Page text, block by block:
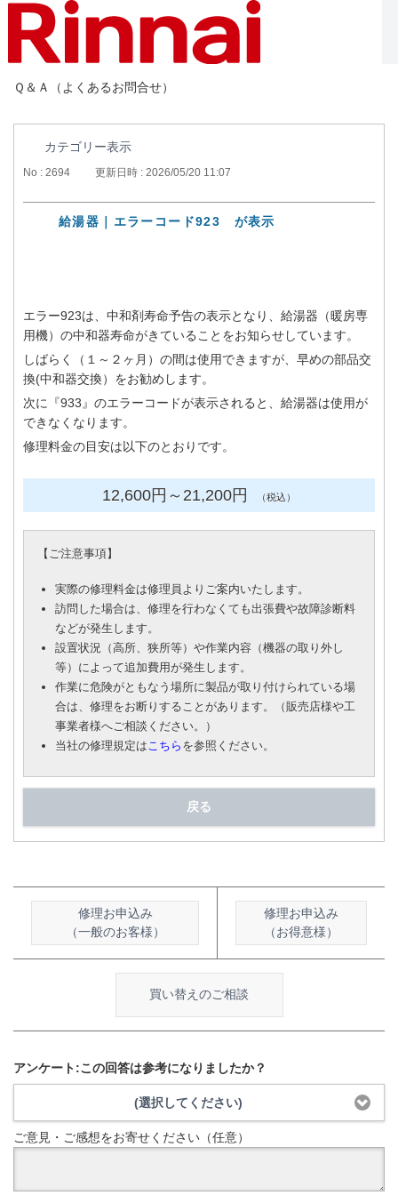
Ｑ＆Ａ（よくあるお問合せ）
カテゴリー表示
No : 2694 更新日時 : 2026/05/20 11:07
給湯器｜エラーコード923 が表示
エラー923は、中和剤寿命予告の表示となり、給湯器（暖房専
用機）の中和器寿命がきていることをお知らせしています。
しばらく（１～２ヶ月）の間は使用できますが、早めの部品交
換(中和器交換）をお勧めします。
次に『933』のエラーコードが表示されると、給湯器は使用が
できなくなります。
修理料金の目安は以下のとおりです。
12,600円 ～21,200円 （税込）
【 ご注意事項】
実際の修理料金は修理員よりご案内いたします。
訪問した場合は、修理を行わなくても出張費や故障診断料
などが発生します。
設置状況（高所、狭所等）や作業内容（機器の取り外し
等）によって追加費用が発生します。
作業に危険がともなう場所に製品が取り付けられている場
合は、修理をお断りすることがあります。（販売店様や工
事業者様へご相談ください。）
当社の修理規定はこちら を参照ください。
戻る
修理お申込み
（一般のお客様）
修理お申込み
（お得意様）
買い替えのご相談
アンケート:この回答は参考になりましたか？
(選択してください)
ご意見・ご感想をお寄せください（任意）